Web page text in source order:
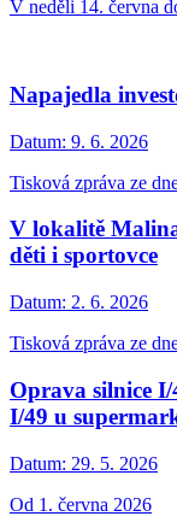
V neděli 14. června
Napajedla
Datum: 9. 6. 2026
Tisková zpráva ze
V lokalitě
děti i sportovce
Datum: 2. 6. 2026
Tisková zpráva ze
Oprava silnice I/
I/49 u
Datum: 29. 5. 2026
Od 1. června 2026